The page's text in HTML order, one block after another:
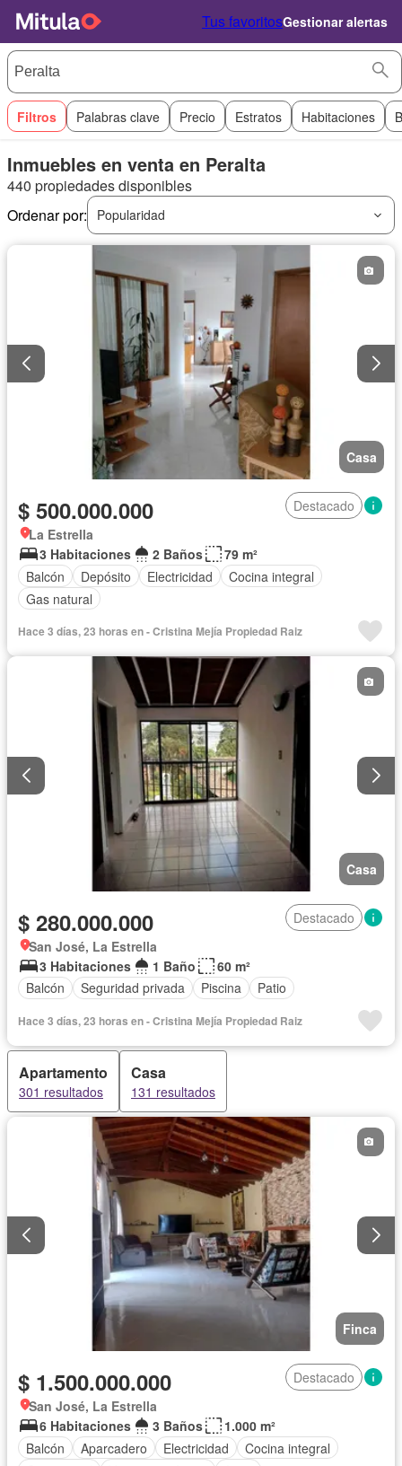
Tus favoritosGestionar alertas
Filtros Palabras clave Precio Estratos Habitaciones
Inmuebles en venta en Peralta
440 propiedades disponibles
Ordenar por:
Popularidad
Casa
$ 500.000.000
Destacado
La Estrella
3 Habitaciones
2 Baños
79 m²
Balcón
Depósito Electricidad
Cocina integral
Gas natural
Hace 3 días, 23 horas en - Cristina Mejía Propiedad Raiz
Casa
$ 280.000.000
Destacado
San José, La Estrella
3 Habitaciones
1 Baño
60 m²
Balcón
Seguridad privada Piscina Patio
Hace 3 días, 23 horas en - Cristina Mejía Propiedad Raiz
Apartamento
301 resultados
Casa
131 resultados
Finca
$ 1.500.000.000
Destacado
San José, La Estrella
6 Habitaciones
3 Baños
1.000 m²
Balcón
Aparcadero Electricidad
Cocina integral